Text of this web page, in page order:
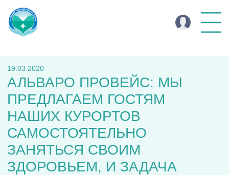
19.03.2020
АЛЬВАРО ПРОВЕЙС: МЫ
ПРЕДЛАГАЕМ ГОСТЯМ
НАШИХ КУРОРТОВ
САМОСТОЯТЕЛЬНО
ЗАНЯТЬСЯ СВОИМ
ЗДОРОВЬЕМ, И ЗАДАЧА